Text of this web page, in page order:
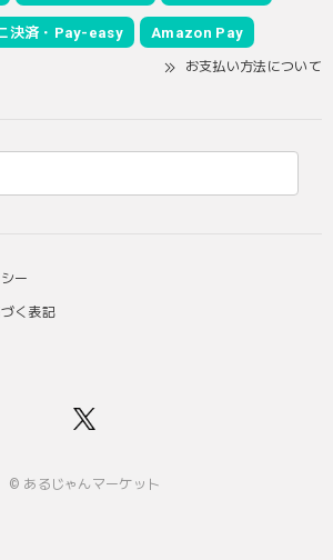
決済・Pay-easy Amazon Pay
お支払い方法について
ー
く表記
© あるじゃんマーケット